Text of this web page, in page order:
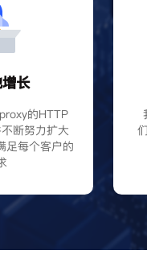
长
的HTTP
断努力扩大
足每个客户的